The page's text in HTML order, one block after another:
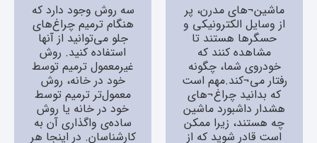
ماشین¬های مدرن، پر
از وسایل الکترونیکی و
حسگرها هستند تا
مشاهده کنند که
خودروی شما، چگونه
رفتار می¬کند.مهم است
که بدانید چراغ¬های
هشدار داشبورد ماشین
چه هستند، زیرا ممکن
است قادر شوید که از
سه روش وجود دارد که
هنگام ترمیم چراغ‌‌های
جلو می‌‌توانید از آنها
استفاده کنید. روش
غیرمعمول ترمیم توسط
خود در خانه، روش
معمول‌‌تر ترمیم توسط
خود در خانه یا روش
ساده‌‌ی واگذاری آن به
کارشناسان. در اینجا هر